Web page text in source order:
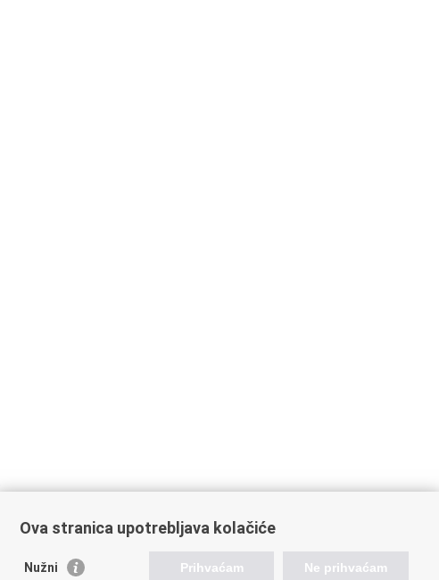
Ova stranica upotrebljava kolačiće
Nužni Prihvaćam Ne prihvaćam